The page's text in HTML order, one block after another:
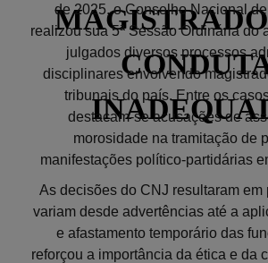
de 2025, o Conselho Nacional
realizou sua 5ª Sessão Ordinária do
julgados diversos processos
disciplinares envolvendo
tribunais do país. Entre os
destacam-se acusações de
morosidade na tramitação de
manifestações político-partidárias
As decisões do CNJ resultaram em
variam desde advertências até a
e afastamento temporário das
reforçou a importância da ética e da